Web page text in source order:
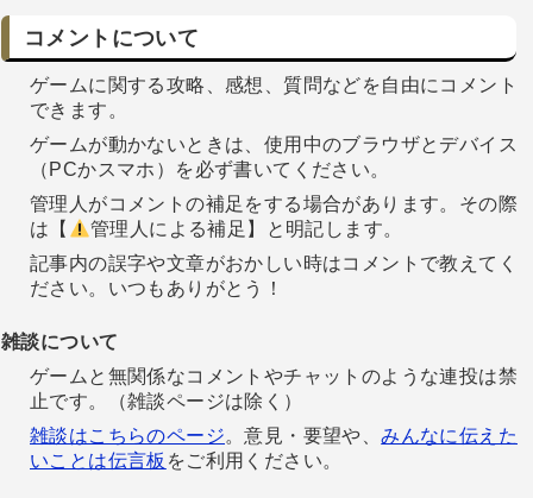
コメントについて
ゲームに関する攻略、感想、質問などを自由にコメント
できます。
ゲームが動かないときは、使用中のブラウザとデバイス
（PCかスマホ）を必ず書いてください。
管理人がコメントの補足をする場合があります。その際
は【
管理人による補足】と明記します。
記事内の誤字や文章がおかしい時はコメントで教えてく
ださい。いつもありがとう！
雑談について
ゲームと無関係なコメントやチャットのような連投は禁
止です。（雑談ページは除く）
雑談はこちらのページ。意見・要望や、みんなに伝えた
いことは伝言板 をご利用ください。